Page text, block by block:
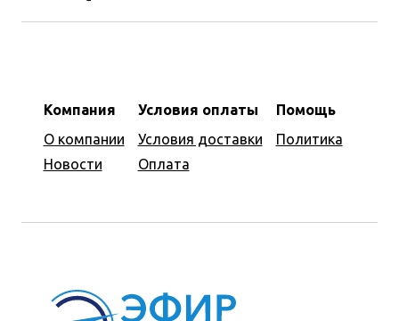
Компания
О компании
Новости
Условия оплаты
Условия доставки
Оплата
Помощь
Политика